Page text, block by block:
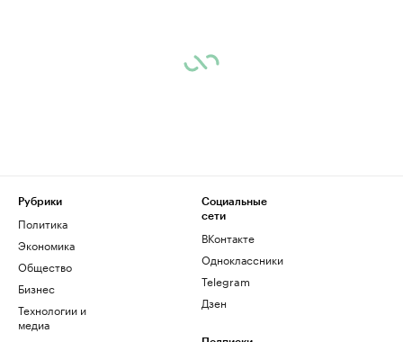
Рубрики
Политика
Экономика
Общество
Бизнес
Технологии и
медиа
Социальные
сети
ВКонтакте
Одноклассники
Telegram
Дзен